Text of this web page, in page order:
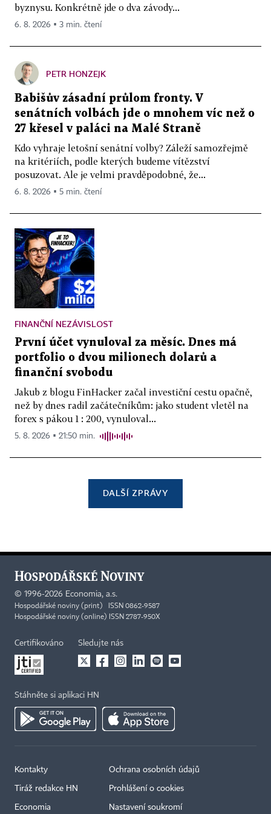
byznysu. Konkrétně jde o dva závody...
6. 8. 2026 ▪ 3 min. čtení
PETR HONZEJK
Babišův zásadní průlom fronty. V
senátních volbách jde o mnohem víc než o
27 křesel v paláci na Malé Straně
Kdo vyhraje letošní senátní volby? Záleží samozřejmě
na kritériích, podle kterých budeme vítězství
posuzovat. Ale je velmi pravděpodobné, že...
6. 8. 2026 ▪ 5 min. čtení
FINANČNÍ NEZÁVISLOST
První účet vynuloval za měsíc. Dnes má
portfolio o dvou milionech dolarů a
finanční svobodu
Jakub z blogu FinHacker začal investiční cestu opačně,
než by dnes radil začátečníkům: jako student vletěl na
forex s pákou 1 : 200, vynuloval...
5. 8. 2026 ▪ 21:50 min.
DALŠÍ ZPRÁVY
© 1996-2026 Economia, a.s.
Hospodářské noviny (print) ISSN 0862-9587
Hospodářské noviny (online) ISSN 2787-950X
Certifikováno Sledujte nás
Stáhněte si aplikaci HN
Kontakty
Tiráž redakce HN
Economia
Ochrana osobních údajů
Prohlášení o cookies
Nastavení soukromí